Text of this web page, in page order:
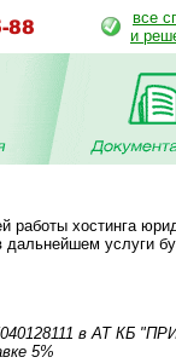
все
и
работы хостинга
услуги
в АТ КБ
5%